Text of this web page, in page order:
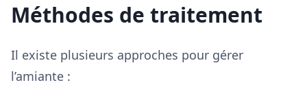
Méthodes de traitement
Il existe plusieurs approches pour gérer
l’amiante :